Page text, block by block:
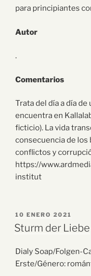
para principiantes
Autor
.
Comentarios
Trata del día a día
encuentra en
ficticio). La vida
consecuencia de los
conflictos y
https://
institut
10 ENERO 2021
Sturm der Liebe
Dialy Soap/Folgen-
Erste/Género: